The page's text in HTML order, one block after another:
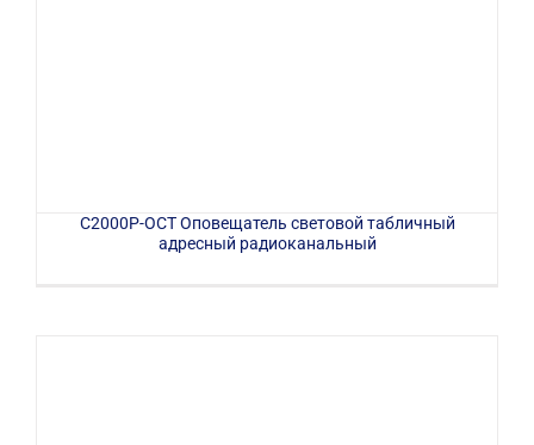
С2000Р-ОСТ Оповещатель световой табличный
адресный радиоканальный